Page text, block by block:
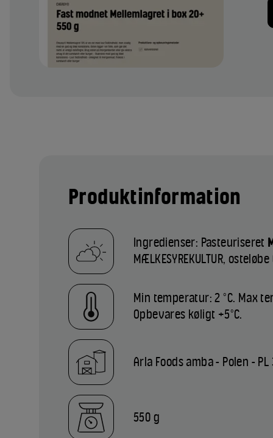
Produktinformation
Ingredienser: Pasteuriseret
MÆLKESYREKULTUR,
Min temperatur: 2 °C. Max
Opbevares køligt +5°C.
Arla Foods amba - Polen - PL
550 g